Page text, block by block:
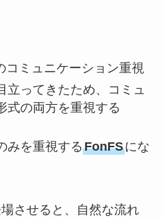
コミュニケーション重視
立ってきたため、コミュ
式の両方を重視する
みを重視するFonFSにな
させると、自然な流れ